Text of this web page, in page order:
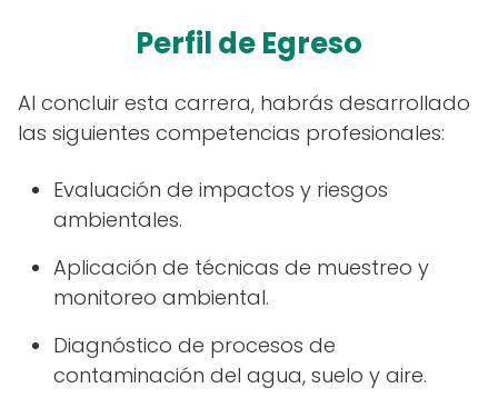
Perfil de Egreso
Al concluir esta carrera, habrás desarrollado
las siguientes competencias profesionales:
Evaluación de impactos y riesgos
ambientales.
Aplicación de técnicas de muestreo y
monitoreo ambiental.
Diagnóstico de procesos de
contaminación del agua, suelo y aire.